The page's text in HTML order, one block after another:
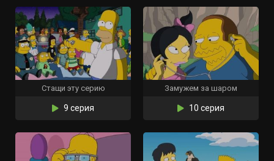
Стащи эту серию
9 серия
Замужем за шаром
10 серия